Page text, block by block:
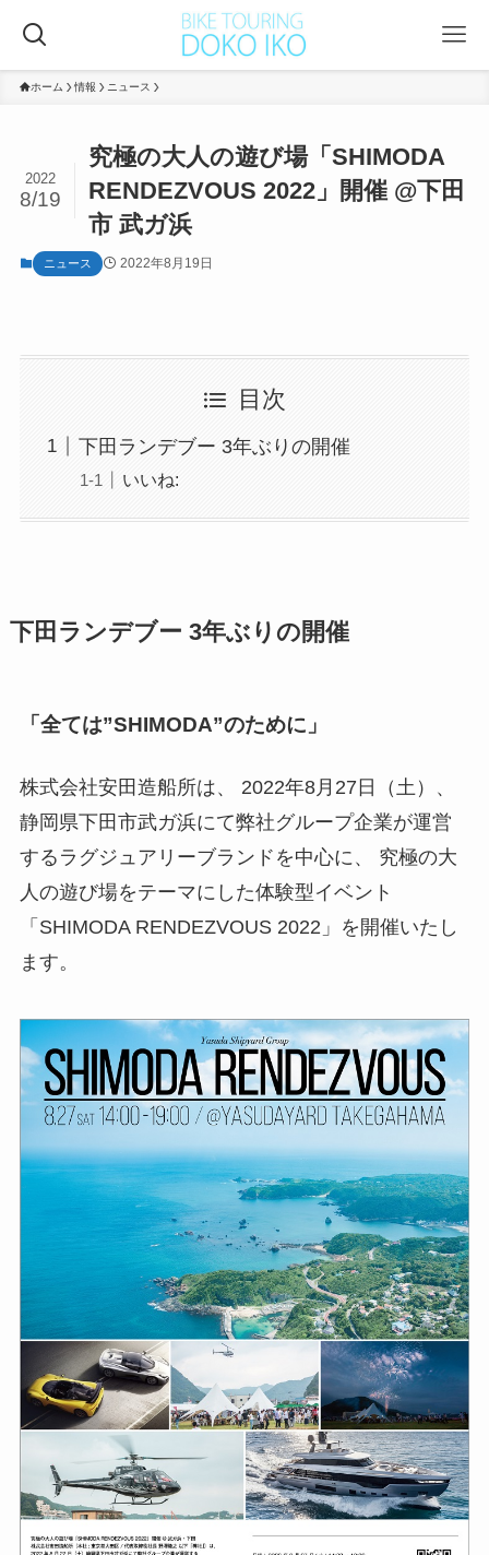
ホーム 情報 ニュース
究極の大人の遊び場「SHIMODA
RENDEZVOUS 2022」開催 @下田
市 武ガ浜
2022
8/19
ニュース 2022年8月19日
目次
下田ランデブー 3年ぶりの開催
いいね:
下田ランデブー 3年ぶりの開催
「全ては”SHIMODA”のために」
株式会社安田造船所は、 2022年8月27日（土）、
静岡県下田市武ガ浜にて弊社グループ企業が運営
するラグジュアリーブランドを中心に、 究極の大
人の遊び場をテーマにした体験型イベント
「SHIMODA RENDEZVOUS 2022」を開催いたし
ます。